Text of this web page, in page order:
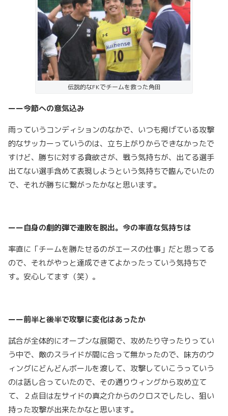
伝説的なFKでチームを救った角田
ーー今節への意気込み
雨っていうコンディションのなかで、いつも掲げている攻撃
的なサッカーっていうのは、立ち上がりからできなかったで
すけど、勝ちに対する貪欲さが、戦う気持ちが、出てる選手
出てない選手含めて表現しようという気持ちで臨んでいたの
で、それが勝ちに繋がったかなと思います。
ーー自身の劇的弾で連敗を脱出。今の率直な気持ちは
率直に「チームを勝たせるのがエースの仕事」だと思ってる
ので、それがやっと達成できてよかったっていう気持ちで
す。安心してます（笑）。
ーー前半と後半で攻撃に変化はあったか
試合が全体的にオープンな展開で、攻めたり守ったりってい
う中で、敵のスライドが間に合って無かったので、味方のウ
ィングにどんどんボールを渡して、攻撃していこうっていう
のは話し合っていたので、その通りウィングから攻め立て
て、２点目は左サイドの真之介からのクロスでしたし、狙い
持った攻撃が出来たかなと思います。